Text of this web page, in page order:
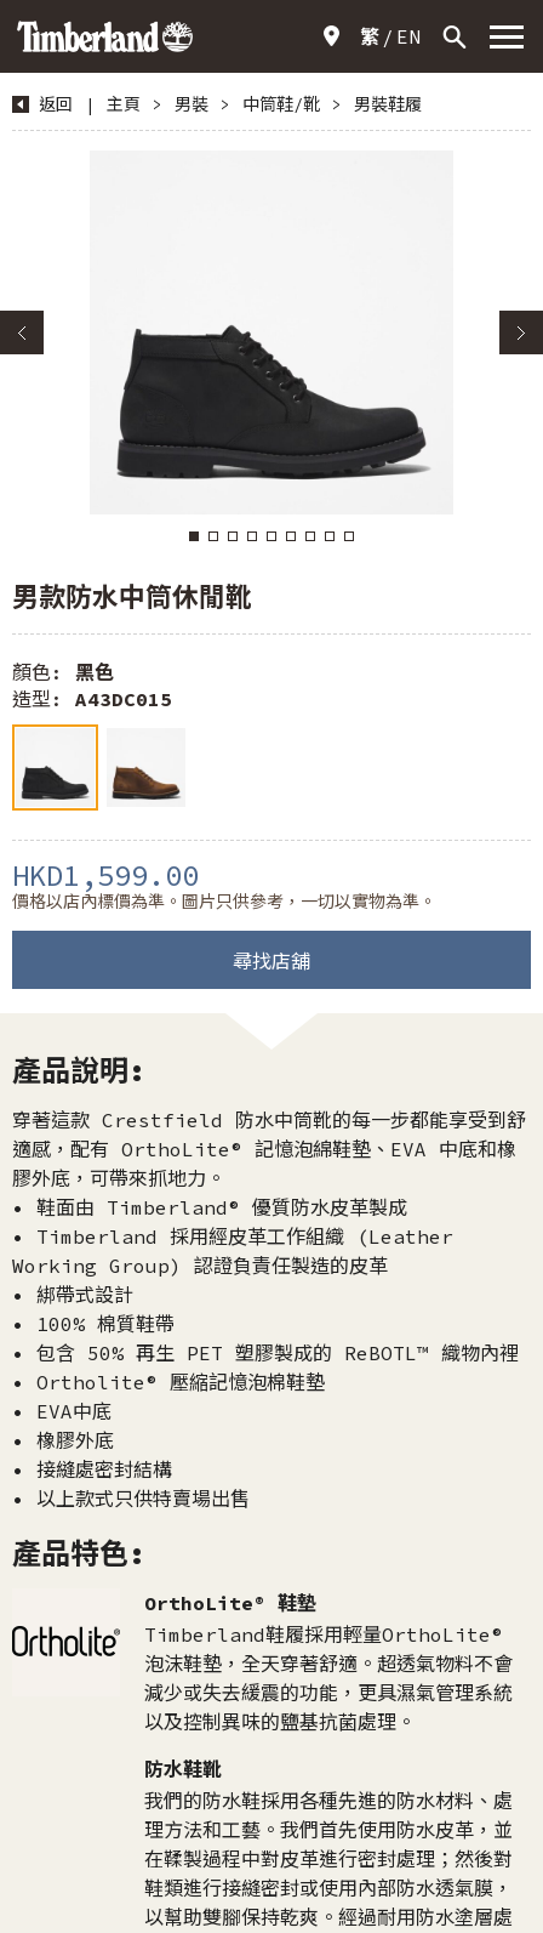
繁 EN
返回 | 主頁 > 男裝 > 中筒鞋/靴 > 男裝鞋履
男款防水中筒休閒靴
顏色: 黑色
造型: A43DC015
HKD1,599.00
價格以店內標價為準。圖片只供參考，一切以實物為準。
尋找店舖
產品說明:
穿著這款 Crestfield 防水中筒靴的每一步都能享受到舒
適感，配有 OrthoLite® 記憶泡綿鞋墊、EVA 中底和橡
膠外底，可帶來抓地力。
• 鞋面由 Timberland® 優質防水皮革製成
• Timberland 採用經皮革工作組織 (Leather
Working Group) 認證負責任製造的皮革
• 綁帶式設計
• 100% 棉質鞋帶
• 包含 50% 再生 PET 塑膠製成的 ReBOTL™ 織物內裡
• Ortholite® 壓縮記憶泡棉鞋墊
• EVA中底
• 橡膠外底
• 接縫處密封結構
• 以上款式只供特賣場出售
產品特色:
OrthoLite® 鞋墊
Timberland鞋履採用輕量OrthoLite®
泡沫鞋墊，全天穿著舒適。超透氣物料不會
減少或失去緩震的功能，更具濕氣管理系統
以及控制異味的鹽基抗菌處理。
防水鞋靴
我們的防水鞋採用各種先進的防水材料、處
理方法和工藝。我們首先使用防水皮革，並
在鞣製過程中對皮革進行密封處理；然後對
鞋類進行接縫密封或使用內部防水透氣膜，
以幫助雙腳保持乾爽。經過耐用防水塗層處